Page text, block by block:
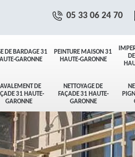
DE BARDAGE 31
GARONNE
PEINTURE MAISON 31
HAUTE-GARONNE
DE
31 HAUTE-
GARONNE
NETTOYAGE DE
FAÇADE 31 HAUTE-
GARONNE
05 33 06 24 70